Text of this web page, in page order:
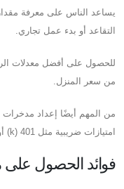
يساعد الناس على معرفة مقدار
التقاعد أو بدء عمل تجاري.
من سعر المنزل.
من المهم أيضًا إعداد
امتيازات ضريبية مثل 401 (k) أو حساب IRA ، للتأكد من توفيرك بانتظام.
فوائد الحصول على